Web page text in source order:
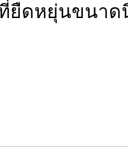
ยืดหยุ่นขนาด